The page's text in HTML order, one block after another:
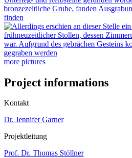
more pictures
Project informations
Kontakt
Dr. Jennifer Garner
Projektleitung
Prof. Dr. Thomas Stöllner